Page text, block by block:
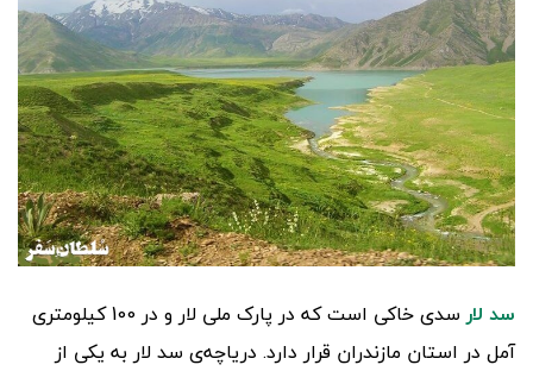
سد لار
سدی خاکی است که در پارک ملی لار و در 100 کیلومتری
آمل در استان مازندران قرار دارد. دریاچه‌ی سد لار به یکی از